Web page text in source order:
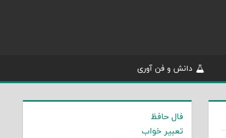
دانش و فن آوری
فال حافظ
تعبیر خواب